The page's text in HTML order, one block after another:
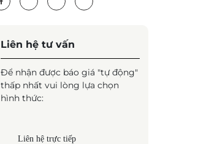
Liên hệ tư vấn
Để nhận được báo giá "tự động"
thấp nhất vui lòng lựa chọn
hình thức:
Liên hệ trực tiếp